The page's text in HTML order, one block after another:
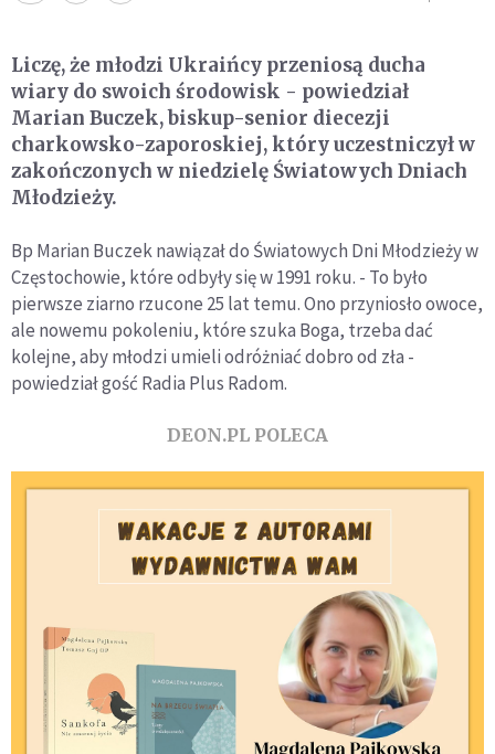
Liczę, że młodzi Ukraińcy przeniosą ducha
wiary do swoich środowisk - powiedział
Marian Buczek, biskup-senior diecezji
charkowsko-zaporoskiej, który uczestniczył w
zakończonych w niedzielę Światowych Dniach
Młodzieży.
Bp Marian Buczek nawiązał do Światowych Dni Młodzieży w
Częstochowie, które odbyły się w 1991 roku. - To było
pierwsze ziarno rzucone 25 lat temu. Ono przyniosło owoce,
ale nowemu pokoleniu, które szuka Boga, trzeba dać
kolejne, aby młodzi umieli odróżniać dobro od zła -
powiedział gość Radia Plus Radom.
DEON.PL POLECA